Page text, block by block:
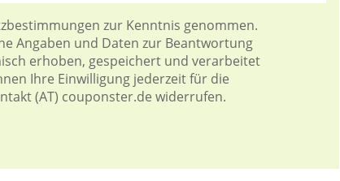
zur Kenntnis genommen.
Angaben und Daten zur Beantwortung
erhoben, gespeichert und verarbeitet
Ihre Einwilligung jederzeit für die
(AT) couponster.de widerrufen.